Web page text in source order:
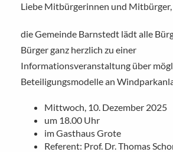
Liebe Mitbürgerinnen und Mitbürger,
die Gemeinde Barnstedt lädt alle
Bürger ganz herzlich zu einer
Informationsveranstaltung über
Beteiligungsmodelle an
Mittwoch, 10. Dezember 2025
um 18.00 Uhr
im Gasthaus Grote
Referent: Prof. Dr. Thomas